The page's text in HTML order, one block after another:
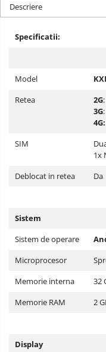
Descriere
Specificatii:
Model
Retea
2G
3G
4G:
SIM
1x
Deblocat in retea
Da
Sistem
Sistem de operare
Microprocesor
Memorie interna
32
Memorie RAM
2
Display